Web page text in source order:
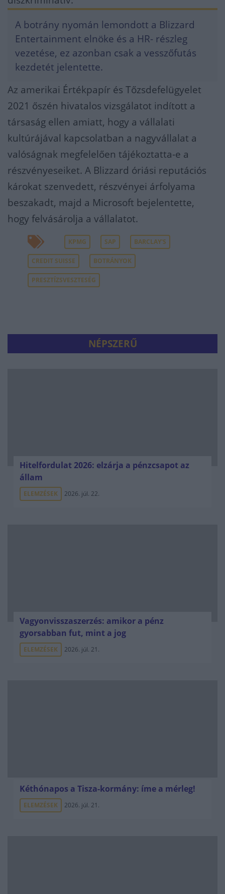
A botrány nyomán lemondott a Blizzard
Entertainment elnöke és a HR- részleg
vezetése, ez azonban csak a vesszőfutás
kezdetét jelentette.
Az amerikai Értékpapír és Tőzsdefelügyelet
2021 őszén hivatalos vizsgálatot indított a
társaság ellen amiatt, hogy a vállalati
kultúrájával kapcsolatban a nagyvállalat a
valóságnak megfelelően tájékoztatta-e a
részvényeseiket. A Blizzard óriási reputációs
károkat szenvedett, részvényei árfolyama
beszakadt, majd a Microsoft bejelentette,
hogy felvásárolja a vállalatot.
KPMG SAP BARCLAY'S
CREDIT SUISSE BOTRÁNYOK
PRESZTÍZSVESZTESÉG
NÉPSZERŰ
Hitelfordulat 2026: elzárja a pénzcsapot az
állam
ELEMZÉSEK 2026. júl. 22.
Vagyonvisszaszerzés: amikor a pénz
gyorsabban fut, mint a jog
ELEMZÉSEK 2026. júl. 21.
Kéthónapos a Tisza-kormány: íme a mérleg!
ELEMZÉSEK 2026. júl. 21.